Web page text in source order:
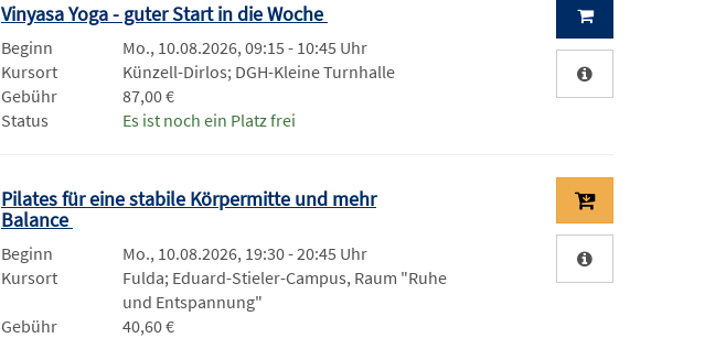
Vinyasa Yoga - guter Start in die Woche
Beginn
Mo., 10.08.2026, 09:15 - 10:45 Uhr
Kursort
Künzell-Dirlos; DGH-Kleine Turnhalle
Gebühr
87,00 €
Status
Es ist noch ein Platz frei
Pilates für eine stabile Körpermitte und mehr
Balance
Beginn
Mo., 10.08.2026, 19:30 - 20:45 Uhr
Kursort
Fulda; Eduard-Stieler-Campus, Raum "Ruhe
und Entspannung"
Gebühr
40,60 €